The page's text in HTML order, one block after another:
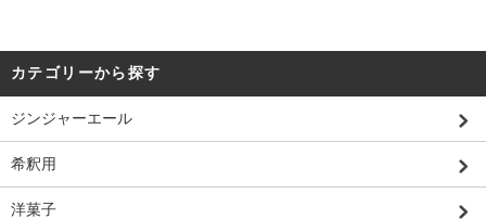
カテゴリーから探す
ジンジャーエール
希釈用
洋菓子